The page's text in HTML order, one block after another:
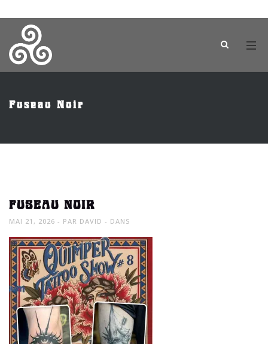
Fuseau Noir
FUSEAU NOIR
MAI 21, 2026 PAR DAVID DANS